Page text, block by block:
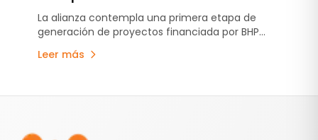
producción en otras 45.000 toneladas anuales
de carbonato de litio equivalente.
estratégico
La alianza contempla una primera etapa de
generación de proyectos financiada por BHP
Metals Exploration y la posibilidad de avanzar
sobre hasta cuatro iniciativas mediante
Leer más